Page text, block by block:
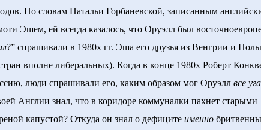
По словам Натальи Горбаневской, записанным
Эшем, ей всегда казалось, что Оруэлл был
?” спрашивали в 1980х гг. Эша его друзья из Венгрии и
вполне либеральных). Когда в конце 1980х Роберт
люди спрашивали его, каким образом мог Оруэллвсе
Англии знал, что в коридоре коммуналки пахнет старыми
капустой? Откуда он знал о дефицитеименно